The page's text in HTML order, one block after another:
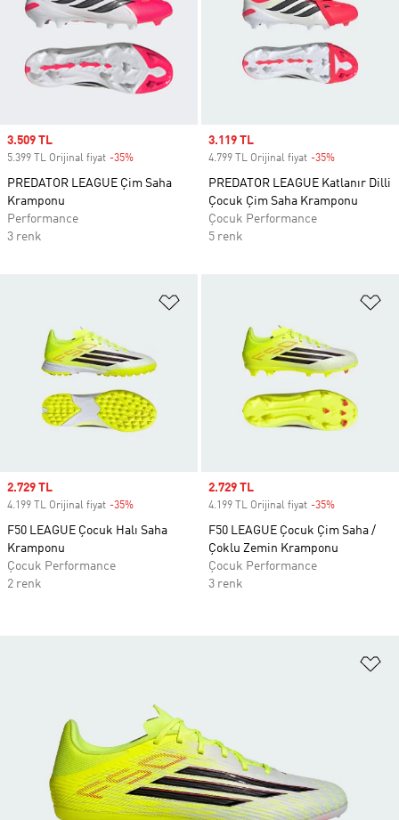
Sale price
3.509 TL
5.399 TL Orijinal fiyat -35%
PREDATOR LEAGUE Çim Saha
Kramponu
Performance
3 renk
Sale price
3.119 TL
4.799 TL Orijinal fiyat -35%
PREDATOR LEAGUE Katlanır Dilli
Çocuk Çim Saha Kramponu
Çocuk Performance
5 renk
Sale price
2.729 TL
4.199 TL Orijinal fiyat -35%
F50 LEAGUE Çocuk Halı Saha
Kramponu
Çocuk Performance
2 renk
Sale price
2.729 TL
4.199 TL Orijinal fiyat -35%
F50 LEAGUE Çocuk Çim Saha /
Çoklu Zemin Kramponu
Çocuk Performance
3 renk